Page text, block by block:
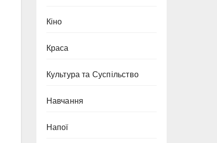
Кіно
Краса
Культура та Суспільство
Навчання
Напої